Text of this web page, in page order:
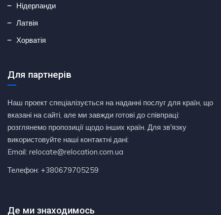
Нідерланди
Латвія
Хорватія
Для партнерів
Наш проект спеціалізується на наданні послуг для країн, що
вказані на сайті, але ми завжди готові до співпраці:
розглянемо пропозиції щодо інших країн. Для зв'язку
використовуйте наші контактні дані:
Email: relocate@relocation.com.ua
Телефон: +380679705259
Де ми знаходимось